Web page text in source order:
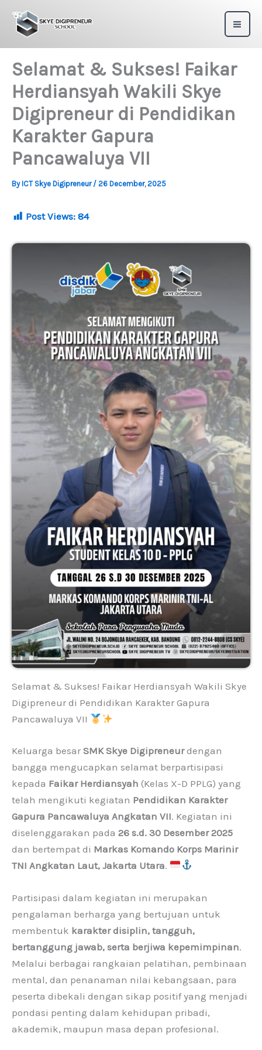
content
Selamat & Sukses! Faikar
Herdiansyah Wakili Skye
Digipreneur di Pendidikan
Karakter Gapura
Pancawaluya VII
By ICT Skye Digipreneur / 26 December, 2025
Post Views: 84
Selamat & Sukses! Faikar Herdiansyah Wakili Skye
Digipreneur di Pendidikan Karakter Gapura
Pancawaluya VII
Keluarga besar SMK Skye Digipreneurdengan
bangga mengucapkan selamat berpartisipasi
kepada Faikar Herdiansyah (Kelas X-D PPLG) yang
telah mengikuti kegiatan Pendidikan Karakter
Gapura Pancawaluya Angkatan VII. Kegiatan ini
diselenggarakan pada 26 s.d. 30 Desember 2025
dan bertempat di Markas Komando Korps Marinir
TNI Angkatan Laut, Jakarta Utara.
Partisipasi dalam kegiatan ini merupakan
pengalaman berharga yang bertujuan untuk
membentuk karakter disiplin, tangguh,
bertanggung jawab, serta berjiwa kepemimpinan.
Melalui berbagai rangkaian pelatihan, pembinaan
mental, dan penanaman nilai kebangsaan, para
peserta dibekali dengan sikap positif yang menjadi
pondasi penting dalam kehidupan pribadi,
akademik, maupun masa depan profesional.